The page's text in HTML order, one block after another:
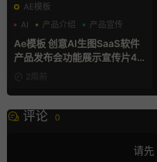
AE模板
AI
产品介绍 产品宣传
Ae模板 创意AI生图SaaS软件
产品发布会功能展示宣传片4K
片头2周前
评论 0
请先